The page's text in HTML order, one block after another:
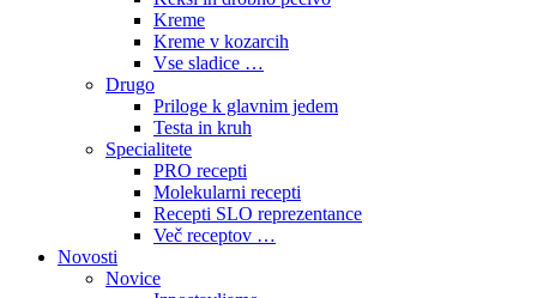
Kreme
Kreme v kozarcih
Vse sladice …
Drugo
Priloge k glavnim jedem
Testa in kruh
Specialitete
PRO recepti
Molekularni recepti
Recepti SLO reprezentance
Več receptov …
Novosti
Novice